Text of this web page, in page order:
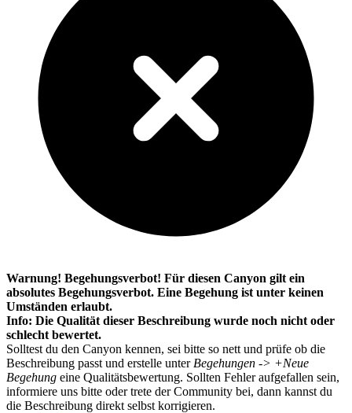
Warnung! Begehungsverbot! Für diesen Canyon gilt ein
absolutes Begehungsverbot. Eine Begehung ist unter keinen
Umständen erlaubt.
Info: Die Qualität dieser Beschreibung wurde noch nicht oder
schlecht bewertet.
Solltest du den Canyon kennen, sei bitte so nett und prüfe ob die
Beschreibung passt und erstelle unter Begehungen -> +Neue
Begehung eine Qualitätsbewertung. Sollten Fehler aufgefallen sein,
informiere uns bitte oder trete der Community bei, dann kannst du
die Beschreibung direkt selbst korrigieren.